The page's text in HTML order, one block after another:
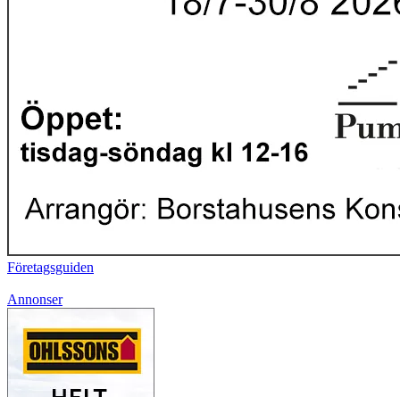
Företagsguiden
Annonser